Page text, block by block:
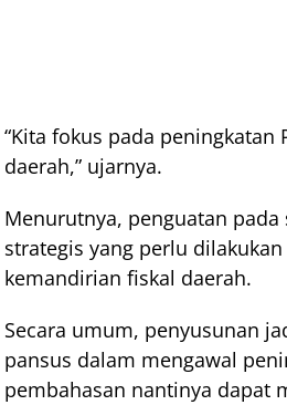
“Kita fokus pada
daerah,” ujarnya.
Menurutnya, penguatan
strategis yang perlu
kemandirian fiskal daerah.
Secara umum, penyusunan
pansus dalam mengawal
pembahasan nantinya dapat